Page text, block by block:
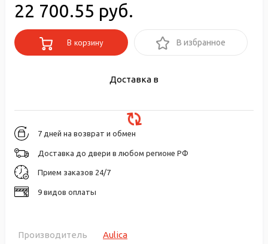
22 700.55 руб.
В корзину В избранное
Доставка в
7 дней на возврат и обмен
Доставка до двери в любом регионе РФ
Прием заказов 24/7
9 видов оплаты
Производитель
Aulica